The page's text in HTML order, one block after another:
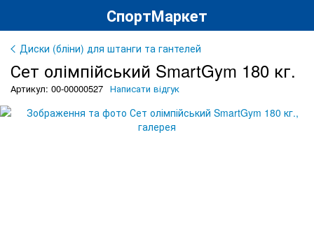
СпортМаркет
Диски (бліни) для штанги та гантелей
Сет олімпійський SmartGym 180 кг.
Артикул: 00-00000527 Написати відгук